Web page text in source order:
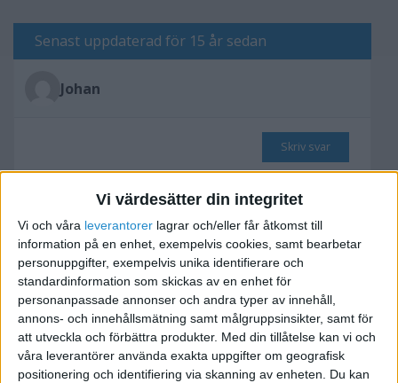
Vi värdesätter din integritet
Vi och våra leverantorer lagrar och/eller får åtkomst till
information på en enhet, exempelvis cookies, samt bearbetar
personuppgifter, exempelvis unika identifierare och
standardinformation som skickas av en enhet för
personanpassade annonser och andra typer av innehåll,
annons- och innehållsmätning samt målgruppsinsikter, samt för
att utveckla och förbättra produkter. Med din tillåtelse kan vi och
våra leverantörer använda exakta uppgifter om geografisk
positionering och identifiering via skanning av enheten. Du kan
Senast uppdaterad för 15 år sedan
Johan
Skriv svar
Namnförslag till produktutv.
& design företag
2011-07-28 14:52
Hej och tack på förhand!
Jag är en ung kille på 21år som har bestämt mig